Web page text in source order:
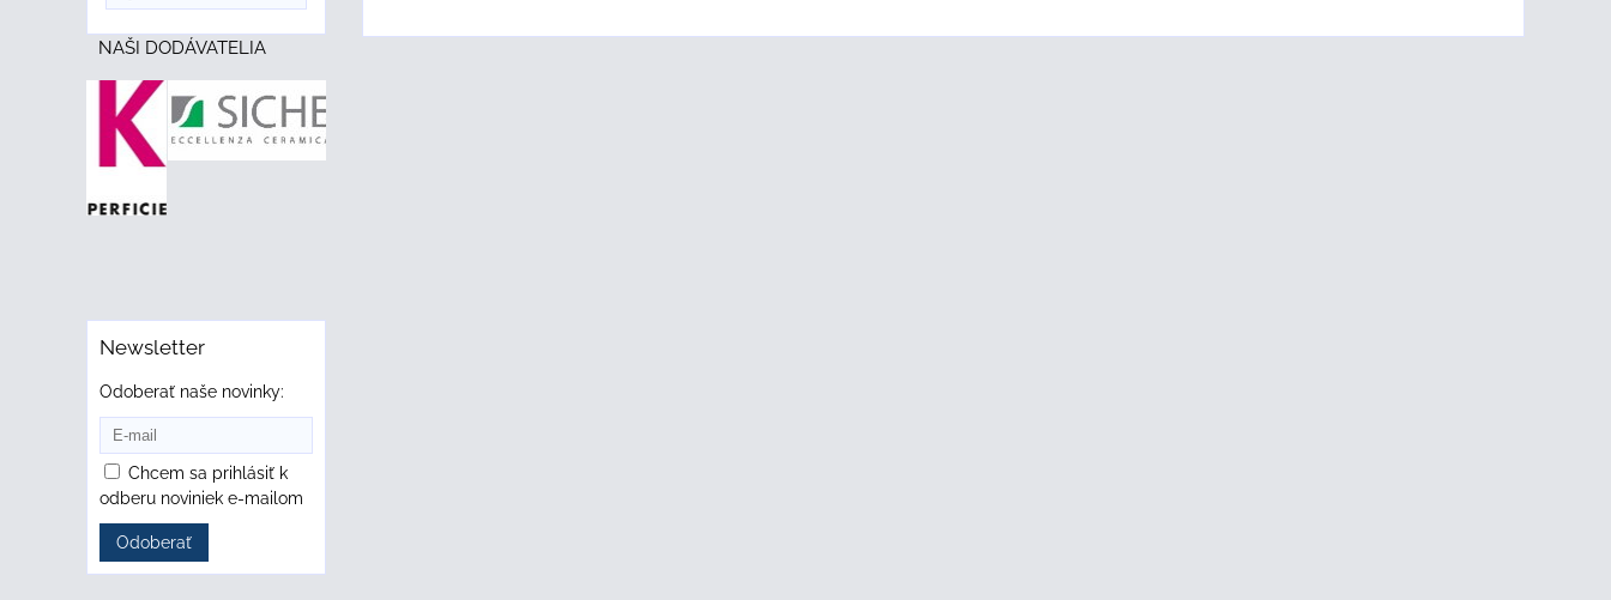
NAŠI DODÁVATELIA
Newsletter
Odoberať naše novinky:
Chcem sa prihlásiť k
odberu noviniek e-mailom
Odoberať